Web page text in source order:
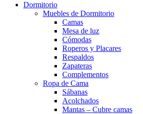
Dormitorio
Muebles de Dormitorio
Camas
Mesa de luz
Cómodas
Roperos y Placares
Respaldos
Zapateras
Complementos
Ropa de Cama
Sábanas
Acolchados
Mantas – Cubre camas